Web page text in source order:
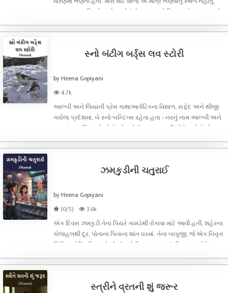
પણ નવા નવા મિત્રો અને રમતોનું મેદાન હતું. તે દિવસ મને હજી યાદ છે.
સ્નો બંટીગ બર્ડ્સ લવ સ્ટોરી
by Heena Gopiyani
4.7k
આલ્બી અને લિયાની પ્રેમ ગાથા​આર્કટિકના વિશાળ, સફેદ અને થીજી
ગયેલા પ્રદેશમાં, બે સ્નો બન્ટિંગ્સ રહેતા હતા - નરનું નામ આલ્બી અને
માદાનું નામ લિયા. તેઓનો પ્રેમ કોઈ સામાન્ય પક્ષી જેવો નહોતો; તે
ઠંડી
ઝમકુડીની ચતુરાઈ
by Heena Gopiyani
(0/5)
3.6k
એક દિવસ ઝમકુડી તેના પિયરે ગામડેથી રોકાવા માટે આવી હતી, શહેરના
કોલાહલથી દૂર, પોતાના પિતાના શાંત ઘરમાં. તેના બાપુજી, જે એક નિવૃત્ત
સિવિલ એન્જિનિયર છે, તેઓ કચેરીના કામકાજમાંથી મુક્ત થઈને
નિવૃત્ત
સ્ત્રીને વ્રતની શું જરૂર